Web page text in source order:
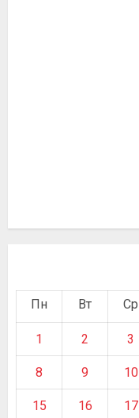
Пн Вт Ср
1 2 3
8 9 10
15 16 17